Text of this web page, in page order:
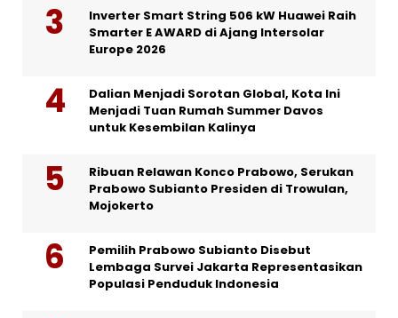
Inverter Smart String 506 kW Huawei Raih
Smarter E AWARD di Ajang Intersolar
Europe 2026
Dalian Menjadi Sorotan Global, Kota Ini
Menjadi Tuan Rumah Summer Davos
untuk Kesembilan Kalinya
Ribuan Relawan Konco Prabowo, Serukan
Prabowo Subianto Presiden di Trowulan,
Mojokerto
Pemilih Prabowo Subianto Disebut
Lembaga Survei Jakarta Representasikan
Populasi Penduduk Indonesia